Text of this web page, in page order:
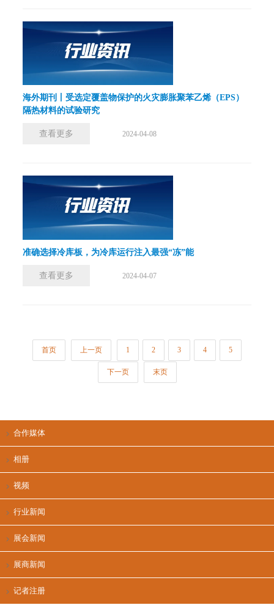
海外期刊丨受选定覆盖物保护的火灾膨胀聚苯乙烯（EPS）
隔热材料的试验研究
查看更多 2024-04-08
准确选择冷库板，为冷库运行注入最强“冻”能
查看更多 2024-04-07
首页 上一页 1 2 3 4 5
下一页 末页
合作媒体
相册
视频
行业新闻
展会新闻
展商新闻
记者注册